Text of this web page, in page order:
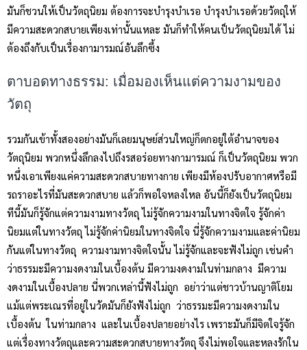
มันก็ชวนให้เป็นวัตถุนิยม ต้องการจะบำรุงบำเรอ บำรุงบำเรอด้วยวัตถุให้
มีความสะดวกสบายเพียงเท่านั้นแหละ มันก็ทำให้คนเป็นวัตถุนิยมได้ ไม่
ต้องถึงกับเป็นเรื่องกามารมณ์อันลึกซึ้ง
ตาบอดทางธรรม: เมื่อมองเห็นแต่ความงามของ
วัตถุ
รวมกันเข้าทั้งสองอย่างมันก็เลยมนุษย์ส่วนใหญ่ก็ตกอยู่ใต้อำนาจของ
วัตถุนิยม พวกหนึ่งลึกลงไปถึงรสอร่อยทางกามารมณ์ ก็เป็นวัตถุนิยม พวก
หนึ่งเอาเพียงแค่ความสะดวกสบายทางกาย เพียงมีห้องปรับอากาศหรือมี
รถราอะไรที่มันสะดวกสบาย แล้วก็พอใจหลงใหล อันนี้ก็ยังเป็นวัตถุนิยม
ทีนี้มันก็รู้จักแต่ความงามทางวัตถุ ไม่รู้จักความงามในทางจิตใจ รู้จักค่า
นิยมแต่ในทางวัตถุ ไม่รู้จักค่านิยมในทางจิตใจ นี่รู้จักความงามและค่านิยม
กันแต่ในทางวัตถุ ความงามทางจิตใจนั้น ไม่รู้จักและจะฟังไม่ถูก เช่นคำ
ว่าธรรมะมีความงดงามในเบื้องต้น มีความงดงามในท่ามกลาง มีความ
งดงามในเบื้องปลาย นี่พวกเหล่านี้ฟังไม่ถูก อย่าว่าแต่ชาวบ้านญาติโยม
แม้แต่พระเณรที่อยู่ในวัดมันก็ยังฟังไม่ถูก ว่าธรรมะมีความงดงามใน
เบื้องต้น ในท่ามกลาง และในเบื้องปลายอย่างไร เพราะมันก็มีจิตใจรู้จัก
แต่เรื่องทางวัตถุและความสะดวกสบายทางวัตถุ จึงไม่พอใจและหลงรักใน